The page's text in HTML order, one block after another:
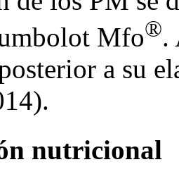
Mfo®.
a su
nutricional